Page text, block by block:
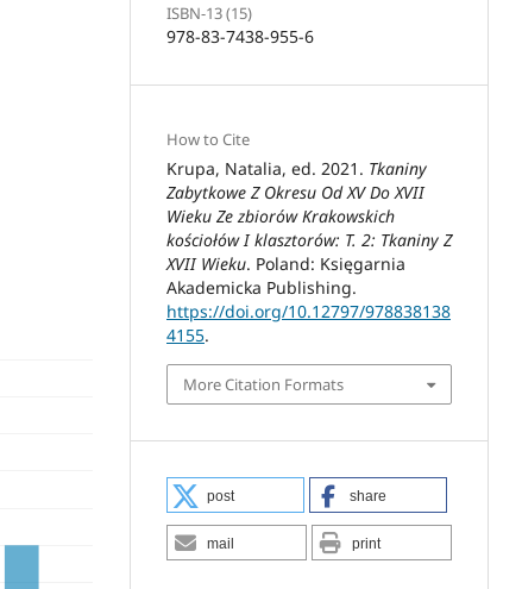
ISBN-13 (15)
978-83-7438-955-6
How to Cite
Krupa, Natalia, ed. 2021. Tkaniny
Zabytkowe Z Okresu Od XV Do XVII
Wieku Ze zbiorów Krakowskich
kościołów I klasztorów: T. 2: Tkaniny Z
XVII Wieku. Poland: Księgarnia
Akademicka Publishing.
https://doi.org/10.12797/978838138
4155.
More Citation Formats
post share
mail print